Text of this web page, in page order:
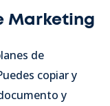
Marketing
de
copiar y
y